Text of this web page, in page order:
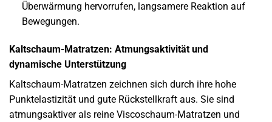
Überwärmung hervorrufen, langsamere Reaktion auf
Bewegungen.
Kaltschaum-Matratzen: Atmungsaktivität und
dynamische Unterstützung
Kaltschaum-Matratzen zeichnen sich durch ihre hohe
Punktelastizität und gute Rückstellkraft aus. Sie sind
atmungsaktiver als reine Viscoschaum-Matratzen und